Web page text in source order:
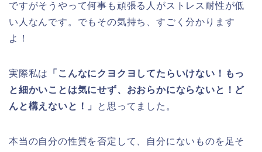
ですがそうやって何事も頑張る人がストレス耐性が低
い人なんです。でもその気持ち、すごく分かります
よ！
実際私は
「こんなにクヨクヨしてたらいけない！もっ
と細かいことは気にせず、おおらかにならないと！ど
んと構えないと！」
と思ってました。
本当の自分の性質を否定して、自分にないものを足そ